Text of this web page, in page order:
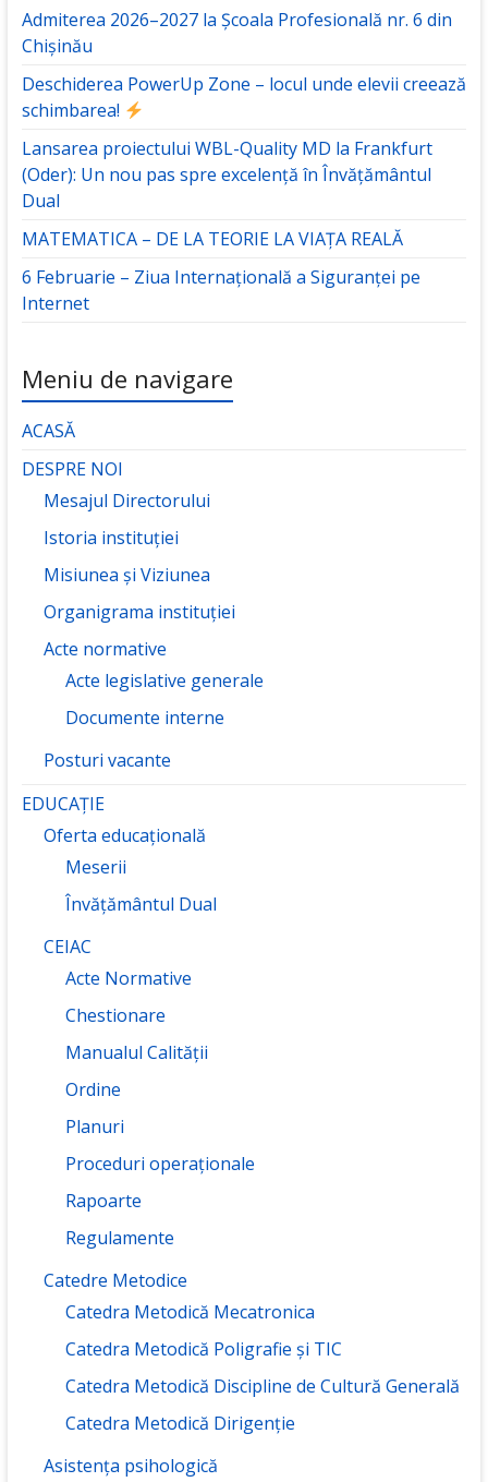
Admiterea 2026–2027 la Școala Profesională nr. 6 din
Chișinău
Deschiderea PowerUp Zone – locul unde elevii creează
schimbarea!
Lansarea proiectului WBL-Quality MD la Frankfurt
(Oder): Un nou pas spre excelență în Învățământul
Dual
MATEMATICA – DE LA TEORIE LA VIAȚA REALĂ
6 Februarie – Ziua Internațională a Siguranței pe
Internet
Meniu de navigare
ACASĂ
DESPRE NOI
Mesajul Directorului
Istoria instituției
Misiunea și Viziunea
Organigrama instituției
Acte normative
Acte legislative generale
Documente interne
Posturi vacante
EDUCAȚIE
Oferta educațională
Meserii
Învățământul Dual
CEIAC
Acte Normative
Chestionare
Manualul Calității
Ordine
Planuri
Proceduri operaționale
Rapoarte
Regulamente
Catedre Metodice
Catedra Metodică Mecatronica
Catedra Metodică Poligrafie și TIC
Catedra Metodică Discipline de Cultură Generală
Catedra Metodică Dirigenție
Asistența psihologică